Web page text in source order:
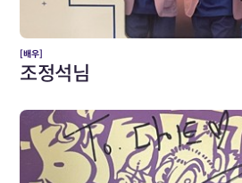
[배우]
조정석님